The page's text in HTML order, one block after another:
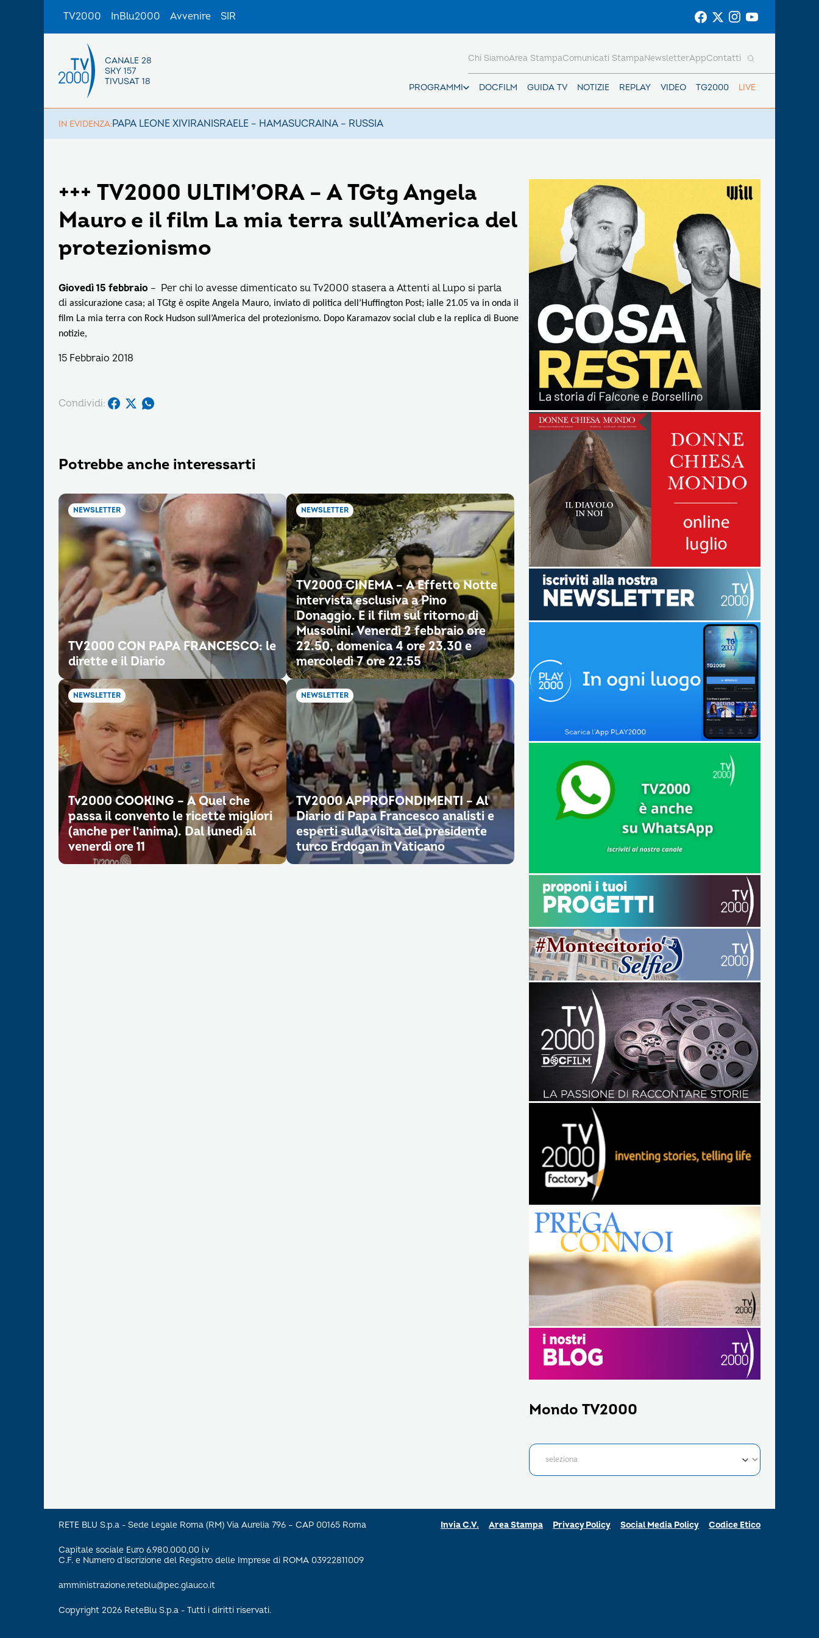
TV2000 InBlu2000 Avvenire SIR
CANALE 28
SKY 157
TIVUSAT 18
PROGRAMMI DOCFILM GUIDA TV NOTIZIE REPLAY VIDEO TG2000 LIVE
Chi SiamoArea StampaComunicati StampaNewsletterAppContatti
IN EVIDENZA:PAPA LEONE XIVIRANISRAELE – HAMASUCRAINA – RUSSIA
+++ TV2000 ULTIM’ORA – A TGtg Angela
Mauro e il film La mia terra sull’America del
protezionismo
Giovedì 15 febbraio – Per chi lo avesse dimenticato su Tv2000 stasera a Attenti al Lupo si parla
di assicurazione casa; al TGtg è ospite Angela Mauro, inviato di politica dell’Huffington Post; ialle 21.05 va in onda il
film La mia terra con Rock Hudson sull’America del protezionismo. Dopo Karamazov social club e la replica di Buone
notizie,
15 Febbraio 2018
Condividi:
Potrebbe anche interessarti
NEWSLETTER
TV2000 CON PAPA FRANCESCO: le
dirette e il Diario
NEWSLETTER
TV2000 CINEMA – A Effetto Notte
intervista esclusiva a Pino
Donaggio. E il film sul ritorno di
Mussolini. Venerdì 2 febbraio ore
22.50, domenica 4 ore 23.30 e
mercoledì 7 ore 22.55
NEWSLETTER
Tv2000 COOKING – A Quel che
passa il convento le ricette migliori
(anche per l’anima). Dal lunedì al
venerdì ore 11
NEWSLETTER
TV2000 APPROFONDIMENTI – Al
Diario di Papa Francesco analisti e
esperti sulla visita del presidente
turco Erdogan in Vaticano
Mondo TV2000
RETE BLU S.p.a - Sede Legale Roma (RM) Via Aurelia 796 – CAP 00165 Roma
Capitale sociale Euro 6.980.000,00 i.v
C.F. e Numero d’iscrizione del Registro delle Imprese di ROMA 03922811009
amministrazione.reteblu@pec.glauco.it
Copyright 2026 ReteBlu S.p.a - Tutti i diritti riservati.
Invia C.V. Area Stampa Privacy Policy Social Media Policy Codice Etico